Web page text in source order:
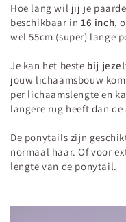
Hoe lang wil jij je
beschikbaar in 16 inch,
wel 55cm (super) lange
Je kan het beste bij
jouw lichaamsbouw
per lichaamslengte en
langere rug heeft dan de
De ponytails zijn
normaal haar. Of voor
lengte van de ponytail.